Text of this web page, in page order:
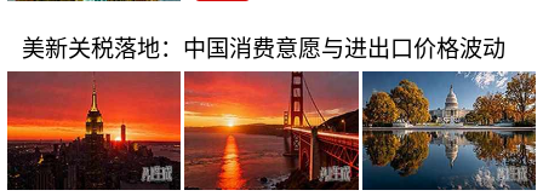
美新关税落地：中国消费意愿与进出口价格波动